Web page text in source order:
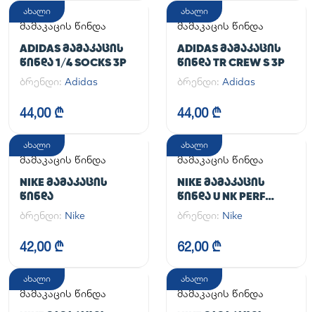
ახალი
მამაკაცის წინდა
ADIDAS ᲛᲐᲛᲐᲙᲐᲪᲘᲡ
ᲬᲘᲜᲓᲐ 1/4 SOCKS 3P
ბრენდი: Adidas
44,00 ₾
ახალი
მამაკაცის წინდა
ADIDAS ᲛᲐᲛᲐᲙᲐᲪᲘᲡ
ᲬᲘᲜᲓᲐ TR CREW S 3P
ბრენდი: Adidas
44,00 ₾
ახალი
მამაკაცის წინდა
NIKE ᲛᲐᲛᲐᲙᲐᲪᲘᲡ
ᲬᲘᲜᲓᲐ
ბრენდი: Nike
42,00 ₾
ახალი
მამაკაცის წინდა
NIKE ᲛᲐᲛᲐᲙᲐᲪᲘᲡ
ᲬᲘᲜᲓᲐ U NK PERF
LTWT CRW 3PR NFS
144
ბრენდი: Nike
62,00 ₾
ახალი
მამაკაცის წინდა
ახალი
მამაკაცის წინდა